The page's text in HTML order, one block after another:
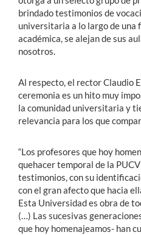
brindado testimonios de
universitaria a lo largo de
académica, se alejan de sus
nosotros.
Al respecto, el rector Claudio
ceremonia es un hito muy
la comunidad universitaria y
relevancia para los que
“Los profesores que hoy
quehacer temporal de la
testimonios, con su
con el gran afecto que hacia
Esta Universidad es obra de
(…) Las sucesivas
que hoy homenajeamos- han